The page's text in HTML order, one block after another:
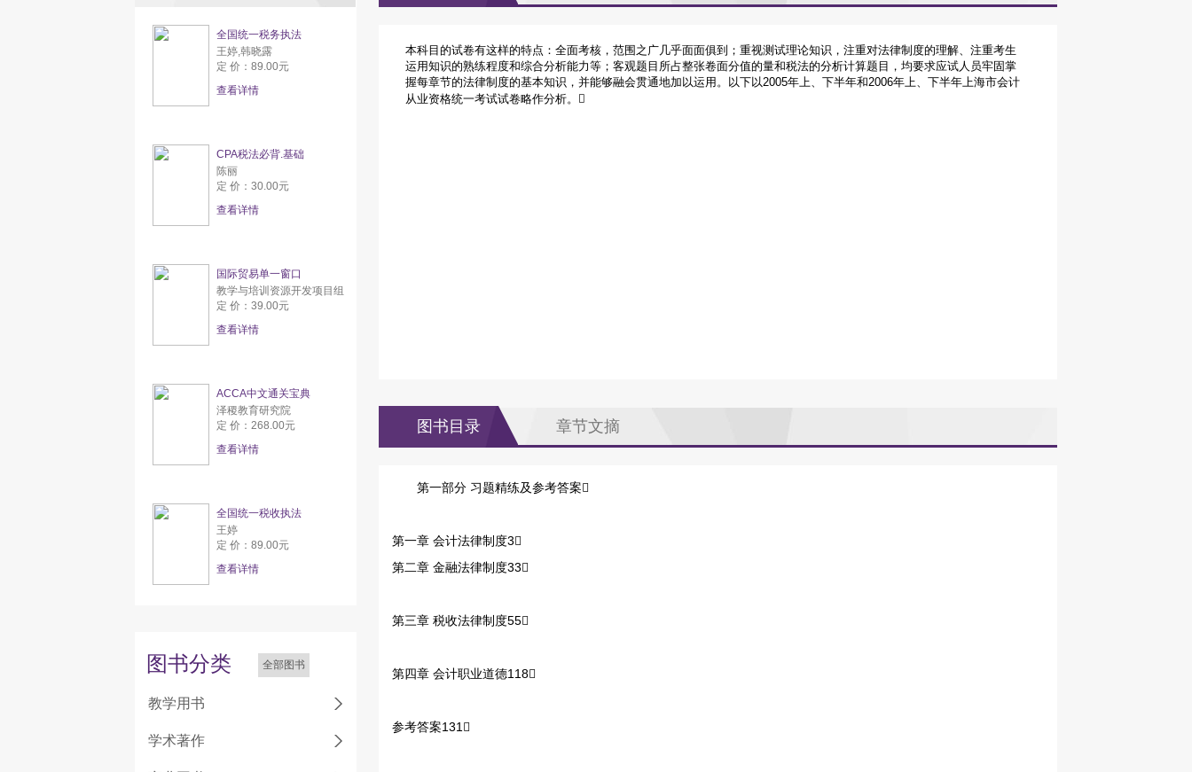
全国统一税务执法
王婷,韩晓露
定 价：89.00元
查看详情
CPA税法必背.基础
陈丽
定 价：30.00元
查看详情
国际贸易单一窗口
教学与培训资源开发项目组
定 价：39.00元
查看详情
ACCA中文通关宝典
泽稷教育研究院
定 价：268.00元
查看详情
全国统一税收执法
王婷
定 价：89.00元
查看详情
图书分类 全部图书
教学用书
学术著作
本科目的试卷有这样的特点：全面考核，范围之广几乎面面俱到；重视测试理论知识，注重对法律制度的理解、注重考生
运用知识的熟练程度和综合分析能力等；客观题目所占整张卷面分值的量和税法的分析计算题目，均要求应试人员牢固掌
握每章节的法律制度的基本知识，并能够融会贯通地加以运用。以下以2005年上、下半年和2006年上、下半年上海市会计
从业资格统一考试试卷略作分析。
图书目录 章节文摘
第一部分 习题精练及参考答案
第一章 会计法律制度3
第二章 金融法律制度33
第三章 税收法律制度55
第四章 会计职业道德118
参考答案131